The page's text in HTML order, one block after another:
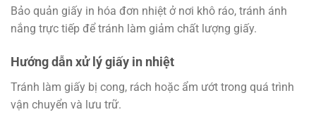
Bảo quản giấy in hóa đơn nhiệt ở nơi khô ráo, tránh ánh
nắng trực tiếp để tránh làm giảm chất lượng giấy.
Hướng dẫn xử lý giấy in nhiệt
Tránh làm giấy bị cong, rách hoặc ẩm ướt trong quá trình
vận chuyển và lưu trữ.